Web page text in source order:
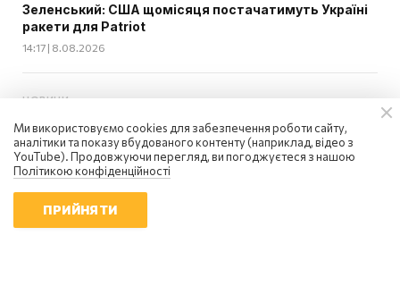
Зеленський: США щомісяця постачатимуть Україні
ракети для Patriot
14:17 | 8.08.2026
НОВИНИ
Сербія надасть Україні новий пакет гуманітарної
допомоги - Зеленський
14:01 | 8.08.2026
ГОЛОВНЕ
Україна та Сербія підписали меморандум про
Ми використовуємо cookies для забезпечення роботи сайту,
аналітики та показу вбудованого контенту (наприклад, відео з
YouTube). Продовжуючи перегляд, ви погоджуєтеся з нашою
Політикою конфіденційності
ПРИЙНЯТИ